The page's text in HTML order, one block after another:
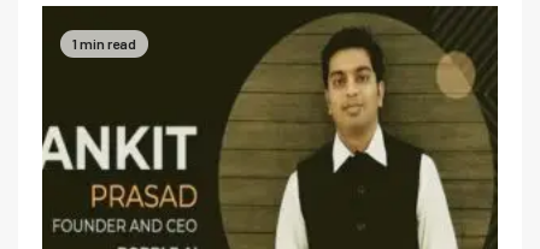
1 min read